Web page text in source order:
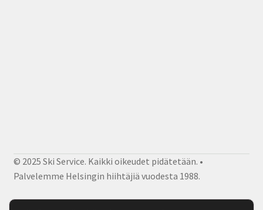
© 2025 Ski Service. Kaikki oikeudet pidätetään. •
Palvelemme Helsingin hiihtäjiä vuodesta 1988.
Facebook Instagram Sähköposti